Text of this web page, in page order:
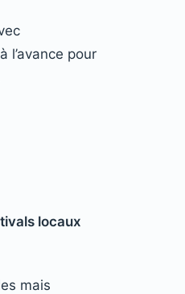
l’avance pour
locaux
mais